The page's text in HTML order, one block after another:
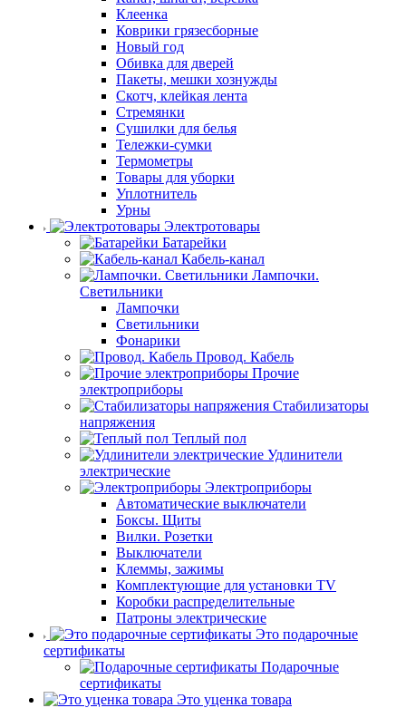
Клеенка
Коврики грязесборные
Новый год
Обивка для дверей
Пакеты, мешки хознужды
Скотч, клейкая лента
Стремянки
Сушилки для белья
Тележки-сумки
Термометры
Товары для уборки
Уплотнитель
Урны
Электротовары
Батарейки
Кабель-канал
Лампочки.
Светильники
Лампочки
Светильники
Фонарики
Провод. Кабель
Прочие
электроприборы
Стабилизаторы
напряжения
Теплый пол
Удлинители
электрические
Электроприборы
Автоматические выключатели
Боксы. Щиты
Вилки. Розетки
Выключатели
Клеммы, зажимы
Комплектующие для установки TV
Коробки распределительные
Патроны электрические
Это подарочные
сертификаты
Подарочные
сертификаты
Это уценка товара